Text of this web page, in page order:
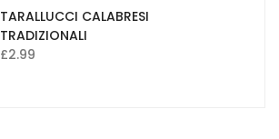
TARALLUCCI CALABRESI
TRADIZIONALI
£2.99